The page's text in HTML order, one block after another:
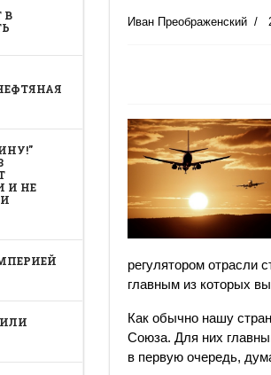
В
И НЕ
ИЛИ
Иван Преображенский
регулятором отрасли
главным из которых
Как обычно нашу
Союза. Для них
в первую очередь,